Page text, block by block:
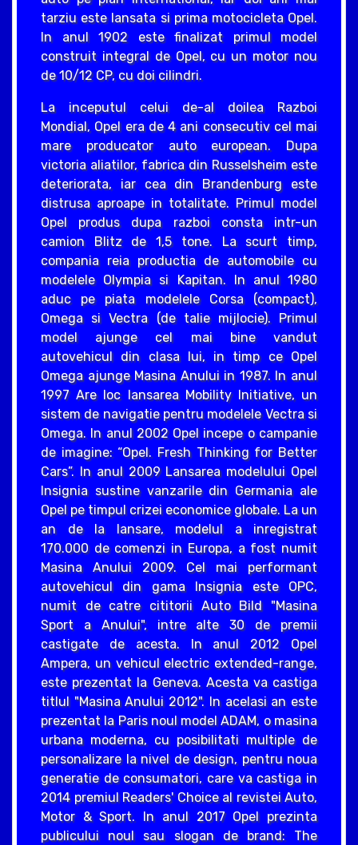
tarziu este lansata si prima motocicleta Opel.
In anul 1902 este finalizat primul model
construit integral de Opel, cu un motor nou
de 10/12 CP, cu doi cilindri.
La inceputul celui de-al doilea Razboi
Mondial, Opel era de 4 ani consecutiv cel mai
mare producator auto european. Dupa
victoria aliatilor, fabrica din Russelsheim este
deteriorata, iar cea din Brandenburg este
distrusa aproape in totalitate. Primul model
Opel produs dupa razboi consta intr-un
camion Blitz de 1,5 tone. La scurt timp,
compania reia productia de automobile cu
modelele Olympia si Kapitan. In anul 1980
aduc pe piata modelele Corsa (compact),
Omega si Vectra (de talie mijlocie). Primul
model ajunge cel mai bine vandut
autovehicul din clasa lui, in timp ce Opel
Omega ajunge Masina Anului in 1987. In anul
1997 Are loc lansarea Mobility Initiative, un
sistem de navigatie pentru modelele Vectra si
Omega. In anul 2002 Opel incepe o campanie
de imagine: “Opel. Fresh Thinking for Better
Cars”. In anul 2009 Lansarea modelului Opel
Insignia sustine vanzarile din Germania ale
Opel pe timpul crizei economice globale. La un
an de la lansare, modelul a inregistrat
170.000 de comenzi in Europa, a fost numit
Masina Anului 2009. Cel mai performant
autovehicul din gama Insignia este OPC,
numit de catre cititorii Auto Bild "Masina
Sport a Anului", intre alte 30 de premii
castigate de acesta. In anul 2012 Opel
Ampera, un vehicul electric extended-range,
este prezentat la Geneva. Acesta va castiga
titlul "Masina Anului 2012". In acelasi an este
prezentat la Paris noul model ADAM, o masina
urbana moderna, cu posibilitati multiple de
personalizare la nivel de design, pentru noua
generatie de consumatori, care va castiga in
2014 premiul Readers' Choice al revistei Auto,
Motor & Sport. In anul 2017 Opel prezinta
publicului noul sau slogan de brand: The